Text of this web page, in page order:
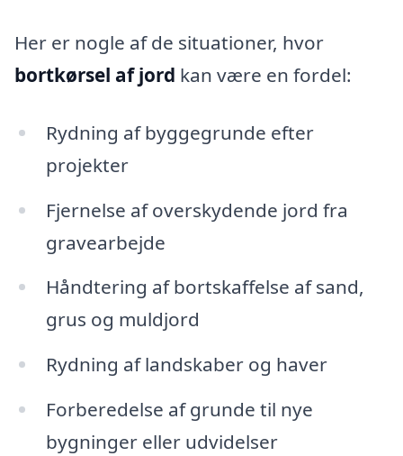
Her er nogle af de situationer, hvor
bortkørsel af jord kan være en fordel:
Rydning af byggegrunde efter
projekter
Fjernelse af overskydende jord fra
gravearbejde
Håndtering af bortskaffelse af sand,
grus og muldjord
Rydning af landskaber og haver
Forberedelse af grunde til nye
bygninger eller udvidelser